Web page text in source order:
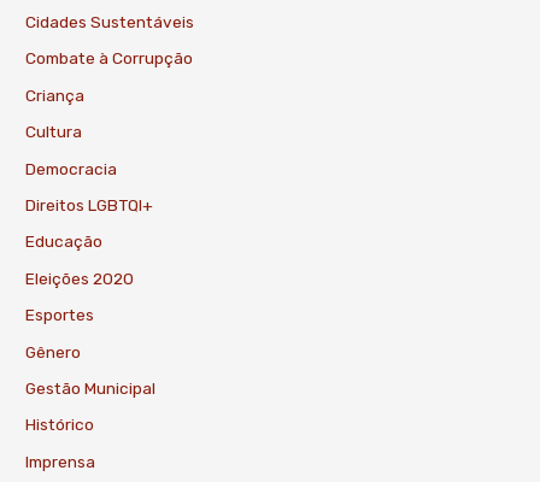
Cidades Sustentáveis
Combate à Corrupção
Criança
Cultura
Democracia
Direitos LGBTQI+
Educação
Eleições 2020
Esportes
Gênero
Gestão Municipal
Histórico
Imprensa